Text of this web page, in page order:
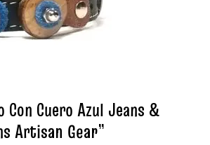
Con Cuero Azul Jeans &
Artisan Gear”